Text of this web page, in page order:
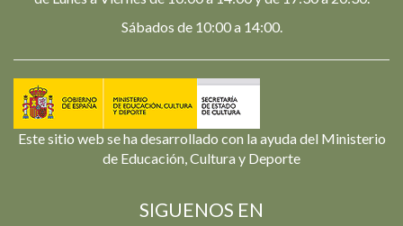
Sábados de 10:00 a 14:00.
Este sitio web se ha desarrollado con la ayuda del Ministerio
de Educación, Cultura y Deporte
SIGUENOS EN